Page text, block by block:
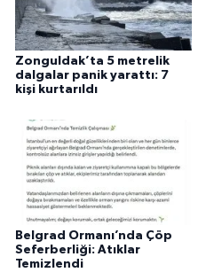
Zonguldak’ta 5 metrelik
dalgalar panik yarattı: 7
kişi kurtarıldı
Belgrad Ormanı’nda Çöp
Seferberliği: Atıklar
Temizlendi